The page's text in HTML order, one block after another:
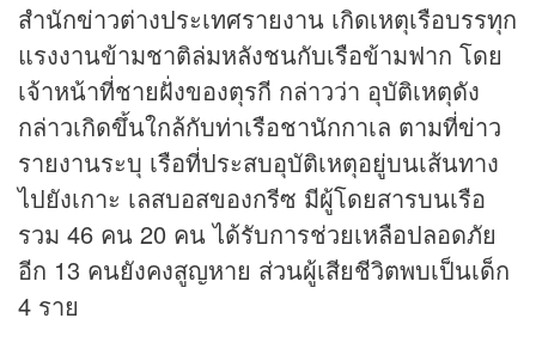
สำนักข่าวต่างประเทศรายงาน เกิดเหตุเรือบรรทุก
แรงงานข้ามชาติล่มหลังชนกับเรือข้ามฟาก โดย
เจ้าหน้าที่ชายฝั่งของตุรกี กล่าวว่า อุบัติเหตุดัง
กล่าวเกิดขึ้นใกล้กับท่าเรือชานักกาเล ตามที่ข่าว
รายงานระบุ เรือที่ประสบอุบัติเหตุอยู่บนเส้นทาง
ไปยังเกาะ เลสบอสของกรีซ มีผู้โดยสารบนเรือ
รวม 46 คน 20 คน ได้รับการช่วยเหลือปลอดภัย
อีก 13 คนยังคงสูญหาย ส่วนผู้เสียชีวิตพบเป็นเด็ก
4 ราย